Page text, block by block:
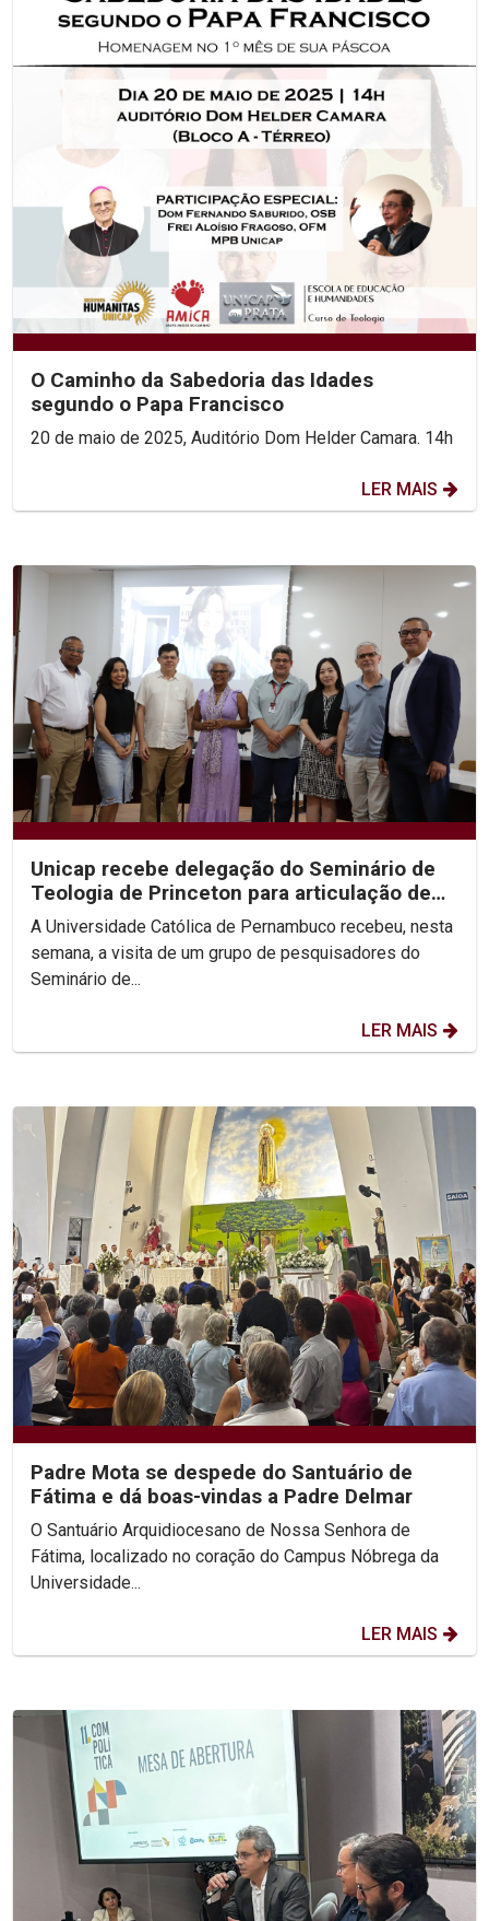
O Caminho da Sabedoria das Idades
segundo o Papa Francisco
20 de maio de 2025, Auditório Dom Helder Camara. 14h
LER MAIS
Unicap recebe delegação do Seminário de
Teologia de Princeton para articulação de
congresso...
A Universidade Católica de Pernambuco recebeu, nesta
semana, a visita de um grupo de pesquisadores do
Seminário de...
LER MAIS
Padre Mota se despede do Santuário de
Fátima e dá boas-vindas a Padre Delmar
O Santuário Arquidiocesano de Nossa Senhora de
Fátima, localizado no coração do Campus Nóbrega da
Universidade...
LER MAIS